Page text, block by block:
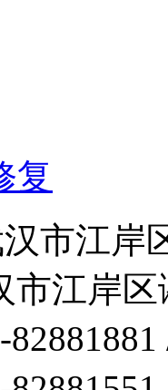
复
市江岸
市江岸